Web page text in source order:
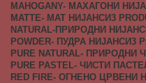
MAHOGANY- МАХАГОНИ
MATTE- МАТ НИЈАНСИ3
NATURAL-ПРИРОДНИ
POWDER- ПУДРА НИЈАНСИ3
PURE NATURAL- ПРИРОДНИ
PURE PASTEL- ЧИСТИ
RED FIRE- ОГНЕНО ЦРВЕНИ